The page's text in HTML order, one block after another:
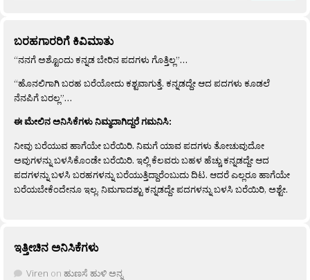
ಬರಹಗಾರರಿಗೆ ಕಿವಿಮಾತು
“ನನಗೆ ಅಶ್ಟೊಂದು ಕನ್ನಡ ಬೇರಿನ ಪದಗಳು ಗೊತ್ತಿಲ್ಲ”…
“ಹೊನಲಿಗಾಗಿ ಬರಹ ಬರೆಯೋದು ಕಶ್ಟವಾಗುತ್ತೆ. ಕನ್ನಡದ್ದೇ ಆದ ಪದಗಳು ಕೂಡಲೆ
ನೆನಪಿಗೆ ಬರಲ್ಲ”…
ಈ ಮೇಲಿನ ಅನಿಸಿಕೆಗಳು ನಿಮ್ಮದಾಗಿದ್ದರೆ ಗಮನಿಸಿ:
ನೀವು ಬರೆಯುವ ಹಾಗೆಯೇ ಬರೆಯಿರಿ. ನಿಮಗೆ ಯಾವ ಪದಗಳು ತೋಚುವುದೋ
ಅವುಗಳನ್ನು ಬಳಸಿಕೊಂಡೇ ಬರೆಯಿರಿ. ಇಲ್ಲಿ ಕೆಲವರು ಬಹಳ ಹೆಚ್ಚು ಕನ್ನಡದ್ದೇ ಆದ
ಪದಗಳನ್ನು ಬಳಸಿ ಬರಹಗಳನ್ನು ಬರೆಯುತ್ತಿದ್ದಾರೆಂಬುದು ದಿಟ. ಆದರೆ ಎಲ್ಲರೂ ಹಾಗೆಯೇ
ಬರೆಯಬೇಕೆಂದೇನೂ ಇಲ್ಲ. ನಿಮಗಾದಶ್ಟು ಕನ್ನಡದ್ದೇ ಪದಗಳನ್ನು ಬಳಸಿ ಬರೆಯಿರಿ, ಅಶ್ಟೇ.
ಇತ್ತೀಚಿನ ಅನಿಸಿಕೆಗಳು
Viren on ಹುಣಸೆ ಹುಳಿ ಅನ್ನ